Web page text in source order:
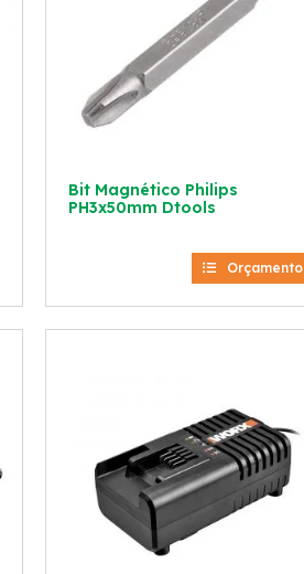
Bit Magnético Philips
PH3x50mm Dtools
Orçamento